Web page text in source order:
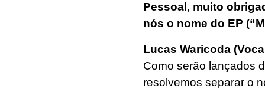
Pessoal, muito
nós o nome do EP
Lucas Waricoda
Como serão lançados
resolvemos separar o